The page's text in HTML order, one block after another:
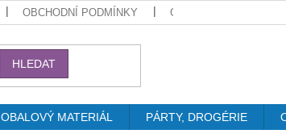
OBCHODNÍ PODMÍNKY GDPR
HLEDAT
OBALOVÝ MATERIÁL PÁRTY, DROGÉRIE